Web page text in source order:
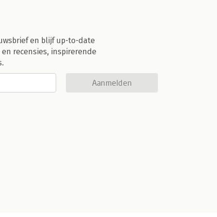
en blijf up-to-date
recensies, inspirerende
Aanmelden